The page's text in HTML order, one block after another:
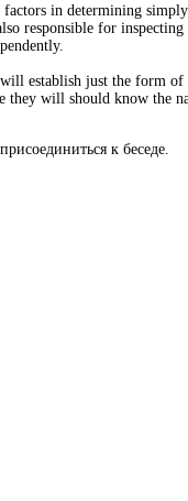
in determining
responsible for
establish just the form
will should know the
к беседе.